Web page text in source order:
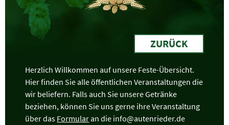
ZURÜCK
Herzlich Willkommen auf unsere Feste-Übersicht.
Hier finden Sie alle öffentlichen Veranstaltungen die
wir beliefern. Falls auch Sie unsere Getränke
beziehen, können Sie uns gerne ihre Veranstaltung
über das Formularan die info@autenrieder.de